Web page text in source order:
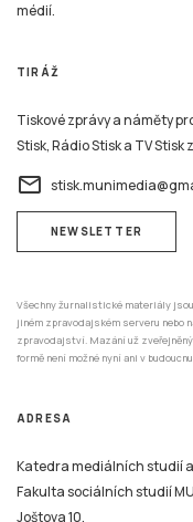
médií.
TIRÁŽ
Tiskové zprávy a náměty
Stisk, Rádio Stisk a TV
email
NEWSLETTER
Všechny žurnalistické materiály
jiném zpravodajském serveru nebo
zpravodajství. Mazání už
formě není možné nyní ani v
ADRESA
Katedra mediálních studií
Fakulta sociálních studií
Joštova 10,